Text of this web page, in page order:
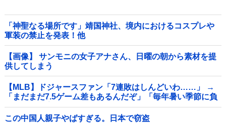
「神聖なる場所です」靖国神社、境内におけるコスプレや
軍装の禁止を発表！他
【画像】 サンモニの女子アナさん、日曜の朝から素材を提
供してしまう
【MLB】ドジャースファン「7連敗はしんどいわ……」 →
「まだまだ7.5ゲーム差もあるんだぞ」「毎年暑い季節に負
けることが増えるけど結局10月には勝って終わるんだよ」
この中国人親子やばすぎる。日本で窃盗